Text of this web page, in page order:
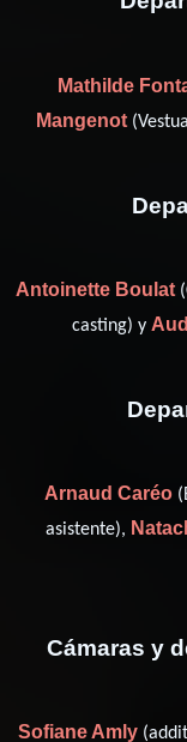
Mathilde
Mangenot
Antoinette Boulat
casting) y
Arnaud Caréo
asistente),
Cámaras y
Sofiane Amly